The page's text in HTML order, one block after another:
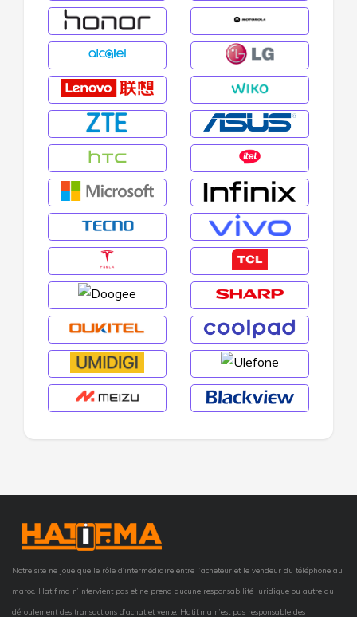
Notre site ne joue que le rôle d’intermédiaire entre l’acheteur et le vendeur du téléphone au
maroc. Hatif.ma n’intervient pas et ne prend aucune responsabilité juridique ou autre du
déroulement des transactions d’achat et vente, Hatif.ma n’est pas responsable des